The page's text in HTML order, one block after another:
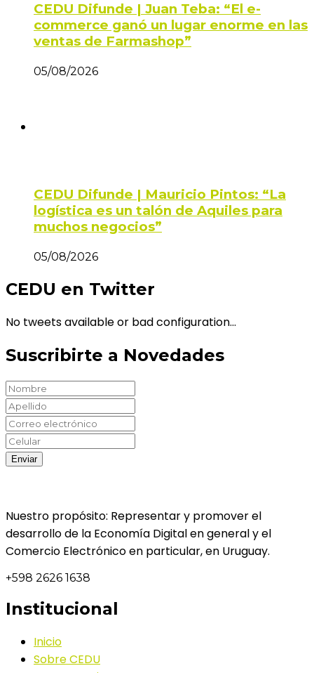
CEDU Difunde | Juan Teba: “El e-
commerce ganó un lugar enorme en las
ventas de Farmashop”
05/08/2026
CEDU Difunde | Mauricio Pintos: “La
logística es un talón de Aquiles para
muchos negocios”
05/08/2026
CEDU en Twitter
No tweets available or bad configuration...
Suscribirte a Novedades
Nuestro propósito: Representar y promover el
desarrollo de la Economía Digital en general y el
Comercio Electrónico en particular, en Uruguay.
+598 2626 1638
Institucional
Inicio
Sobre CEDU